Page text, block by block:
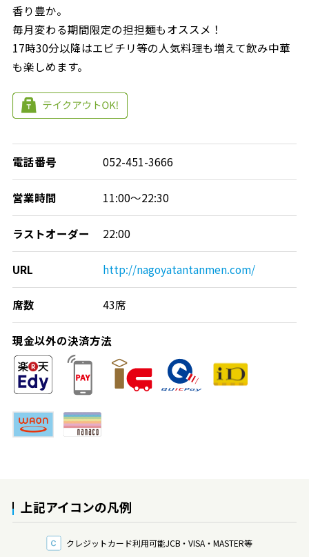
香り豊か。
毎月変わる期間限定の担担麺もオススメ！
17時30分以降はエビチリ等の人気料理も増えて飲み中華
も楽しめます。
電話番号 052-451-3666
営業時間 11:00～22:30
ラストオーダー 22:00
URL http://nagoyatantanmen.com/
席数 43席
現金以外の決済方法
上記アイコンの凡例
クレジットカード利用可能JCB・VISA・MASTER等